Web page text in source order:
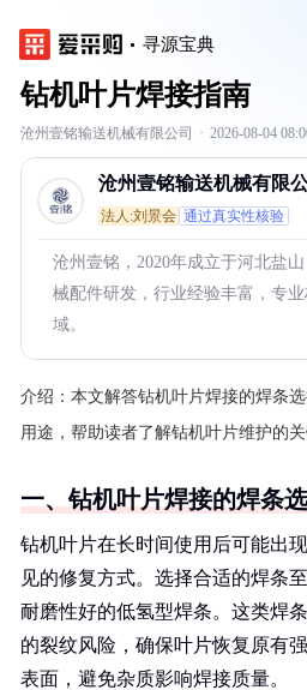
寻源宝典
钻机叶片焊接指南
沧州壹铭输送机械有限公司 · 2026-08-04
沧州壹铭输送机械有限
法人:刘景会 通过真实性核验
沧州壹铭，2020年成立于河北盐
械配件研发，行业经验丰富，专
域。
介绍： 本文解答钻机叶片焊接的焊条
用途，帮助读者了解钻机叶片维护的关
一、钻机叶片焊接的焊条
钻机叶片在长时间使用后可能出
见的修复方式。选择合适的焊条
耐磨性好的低氢型焊条。这类焊
的裂纹风险，确保叶片恢复原有
表面，避免杂质影响焊接质量。